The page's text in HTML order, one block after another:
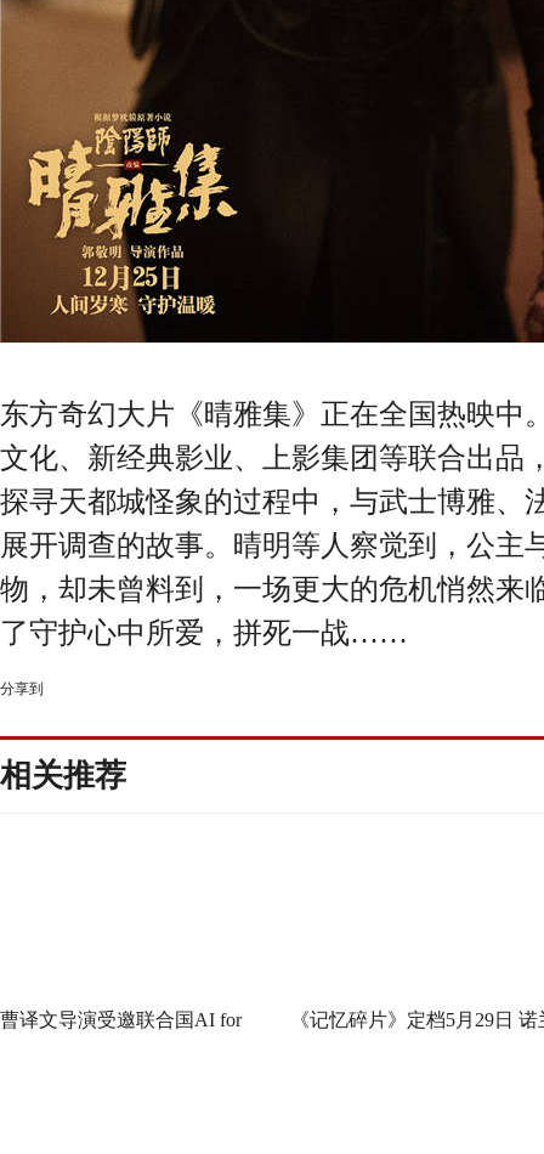
东方奇幻大片《晴雅集》正在全国热映中
文化、新经典影业、上影集团等联合出品
探寻天都城怪象的过程中，与武士博雅、
展开调查的故事。晴明等人察觉到，公主
物，却未曾料到，一场更大的危机悄然来
了守护心中所爱，拼死一战……
分享到
相关推荐
曹译文导演受邀联合国AI for 《记忆碎片》定档5月29日 诺